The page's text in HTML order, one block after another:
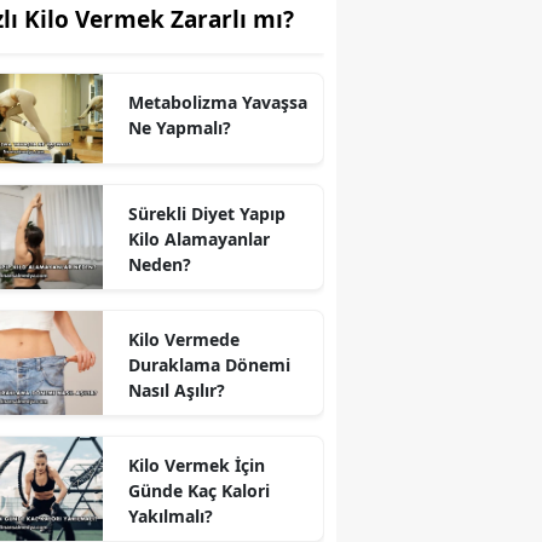
Kilo Vermek Zararlı mı?
Metabolizma Yavaşsa
Ne Yapmalı?
Sürekli Diyet Yapıp
Kilo Alamayanlar
Neden?
Kilo Vermede
Duraklama Dönemi
Nasıl Aşılır?
Kilo Vermek İçin
Günde Kaç Kalori
Yakılmalı?